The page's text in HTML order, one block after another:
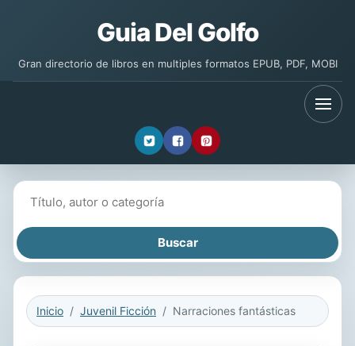
Guia Del Golfo
Gran directorio de libros en multiples formatos EPUB, PDF, MOBI
Inicio Juvenil Ficción Narraciones fantásticas